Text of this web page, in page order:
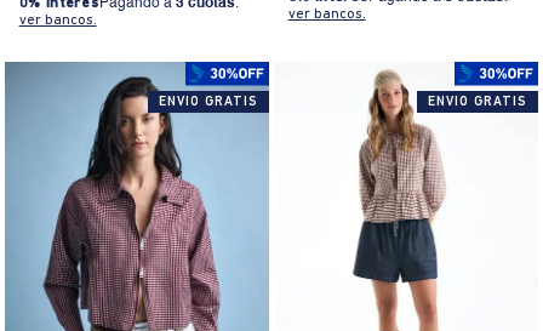
0% Interés Pagando a 3 cuotas.
ver bancos.
ver bancos.
ENVIO GRATIS ENVIO GRATIS